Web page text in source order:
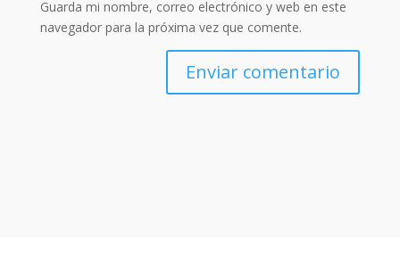
Guarda mi nombre, correo electrónico y web en este
navegador para la próxima vez que comente.
Enviar comentario